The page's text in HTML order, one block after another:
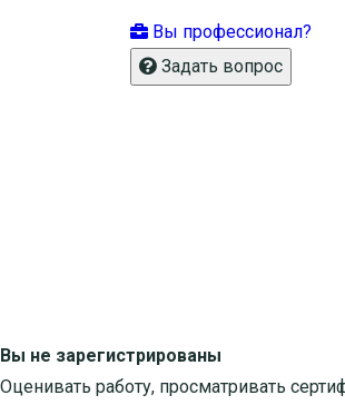
Вы профессионал?
Задать вопрос
Вы не зарегистрированы
Оценивать работу, просматривать